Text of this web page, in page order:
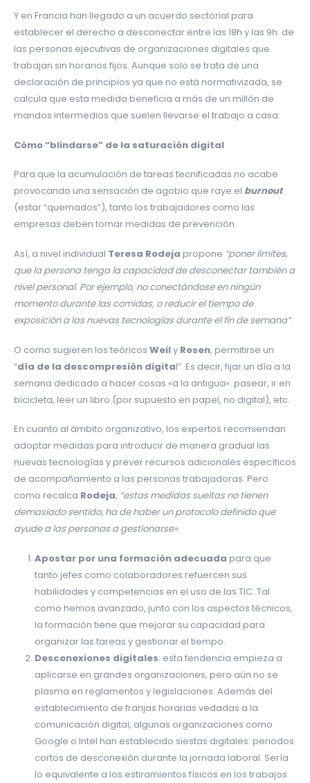
Y en Francia han llegado a un acuerdo sectorial para
establecer el derecho a desconectar entre las 18h y las 9h. de
las personas ejecutivas de organizaciones digitales que
trabajan sin horarios fijos. Aunque solo se trata de una
declaración de principios ya que no está normativizada, se
calcula que esta medida beneficia a más de un millón de
mandos intermedios que suelen llevarse el trabajo a casa.
Cómo “blindarse” de la saturación digital
Para que la acumulación de tareas tecnificadas no acabe
provocando una sensación de agobio que raye el burnout
(estar “quemados”), tanto los trabajadores como las
empresas deben tomar medidas de prevención.
Así, a nivel individual Teresa Rodeja propone “poner límites,
que la persona tenga la capacidad de desconectar también a
nivel personal. Por ejemplo, no conectándose en ningún
momento durante las comidas, o reducir el tiempo de
exposición a las nuevas tecnologías durante el fin de semana”.
O como sugieren los teóricos Weily Rosen, permitirse un
“día de la descompresión digital”. Es decir, fijar un día a la
semana dedicado a hacer cosas «a la antigua»: pasear, ir en
bicicleta, leer un libro (por supuesto en papel, no digital), etc.
En cuanto al ámbito organizativo, los expertos recomiendan
adoptar medidas para introducir de manera gradual las
nuevas tecnologías y prever recursos adicionales específicos
de acompañamiento a las personas trabajadoras. Pero
como recalca Rodeja, “estas medidas sueltas no tienen
demasiado sentido, ha de haber un protocolo definido que
ayude a las personas a gestionarse».
Apostar por una formación adecuada para que
tanto jefes como colaboradores refuercen sus
habilidades y competencias en el uso de las TIC. Tal
como hemos avanzado, junto con los aspectos técnicos,
la formación tiene que mejorar su capacidad para
organizar las tareas y gestionar el tiempo.
Desconexiones digitales: esta tendencia empieza a
aplicarse en grandes organizaciones, pero aún no se
plasma en reglamentos y legislaciones. Además del
establecimiento de franjas horarias vedadas a la
comunicación digital, algunas organizaciones como
Google o Intel han establecido siestas digitales: periodos
cortos de desconexión durante la jornada laboral. Sería
lo equivalente a los estiramientos físicos en los trabajos